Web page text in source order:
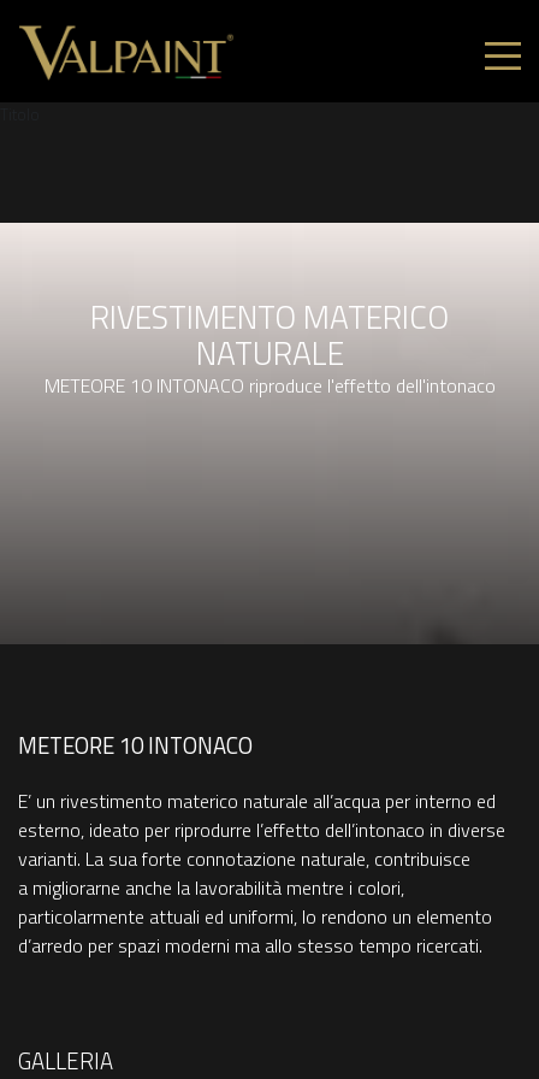
RIVESTIMENTO MATERICO
NATURALE
METEORE 10 INTONACO riproduce l'effetto dell'intonaco
METEORE 10 INTONACO
E’ un rivestimento materico naturale all’acqua per interno ed
esterno, ideato per riprodurre l’effetto dell’intonaco in diverse
varianti. La sua forte connotazione naturale, contribuisce
a migliorarne anche la lavorabilità mentre i colori,
particolarmente attuali ed uniformi, lo rendono un elemento
d’arredo per spazi moderni ma allo stesso tempo ricercati.
GALLERIA